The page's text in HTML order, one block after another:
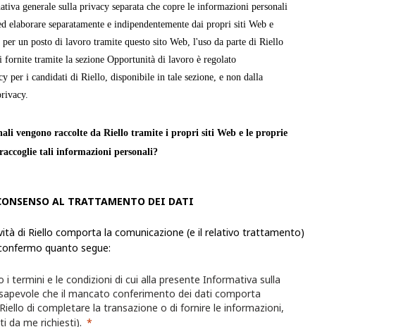
generale sulla privacy separata che copre le informazioni personali
elaborare separatamente e indipendentemente dai propri siti Web e
un posto di lavoro tramite questo sito Web, l'uso da parte di Riello
tramite la sezione Opportunità di lavoro è regolato
per i candidati di Riello, disponibile in tale sezione, e non dalla
vengono raccolte da Riello tramite i propri siti Web e le proprie
tali informazioni personali?
Riello raccoglie, utilizza ed elabora le Informazioni
o meno. Se l'utente sceglie di non fornire alcuna delle
Riello potrebbe non essere in grado di completare la transazione o
AL TRATTAMENTO DEI DATI
di Riello comporta la comunicazione (e il relativo trattamento)
quanto segue:
termini e le condizioni di cui alla presente Informativa sulla
che il mancato conferimento dei dati comporta
di completare la transazione o di fornire le informazioni,
da me richiesti).